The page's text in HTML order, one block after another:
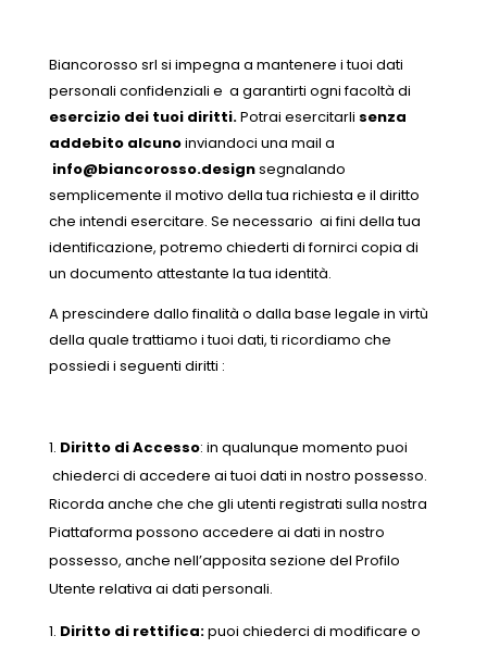
Biancorosso srl si impegna a mantenere i tuoi dati
personali confidenziali e a garantirti ogni facoltà di
esercizio dei tuoi diritti.Potrai esercitarli senza
addebito alcunoinviandoci una mail a
info@biancorosso.designsegnalando
semplicemente il motivo della tua richiesta e il diritto
che intendi esercitare. Se necessario ai fini della tua
identificazione, potremo chiederti di fornirci copia di
un documento attestante la tua identità.
A prescindere dallo finalità o dalla base legale in virtù
della quale trattiamo i tuoi dati, ti ricordiamo che
possiedi i seguenti diritti :
Diritto di Accesso: in qualunque momento puoi
chiederci di accedere ai tuoi dati in nostro possesso.
Ricorda anche che che gli utenti registrati sulla nostra
Piattaforma possono accedere ai dati in nostro
possesso, anche nell’apposita sezione del Profilo
Utente relativa ai dati personali.
Diritto di rettifica:puoi chiederci di modificare o